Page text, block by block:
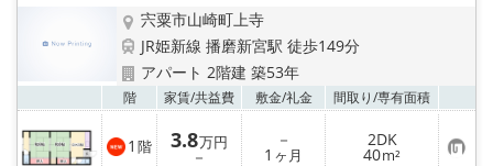
宍粟市山崎町上寺
JR姫新線 播磨新宮駅 徒歩149分
アパート 2階建 築53年
階 家賃/共益費 敷金/礼金 間取り/専有面積
1 階 3.8万円
－
－
1 ヶ月
2DK
40m² お